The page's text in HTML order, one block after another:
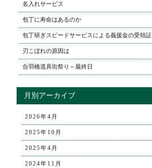
名入れサービス
包丁に寿命はあるのか
包丁研ぎスピードサービスによる義援金の受領証
刃こぼれの原因は
合羽橋道具街祭り～最終日
月別アーカイブ
2026年4月
2025年10月
2025年4月
2024年11月